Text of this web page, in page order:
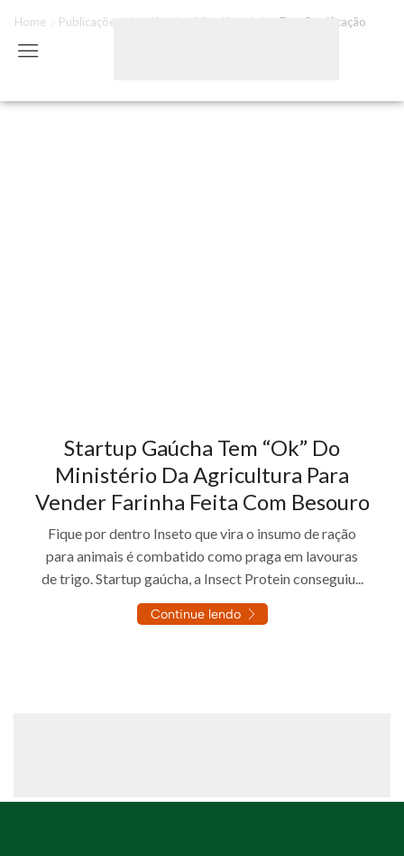
Home Publicações Identificadas "certificação" Tag: Certificação
Startup Gaúcha Tem “ok” Do
Ministério Da Agricultura Para
Vender Farinha Feita Com Besouro
Fique por dentro Inseto que vira o insumo de ração
para animais é combatido como praga em lavouras
de trigo. Startup gaúcha, a Insect Protein conseguiu...
Continue lendo